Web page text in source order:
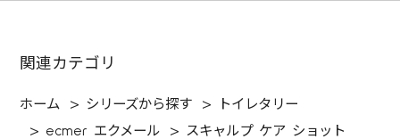
関連カテゴリ
ホーム > シリーズから探す >
トイレタリー
> ecmer エクメール > スキャルプ ケア ショット